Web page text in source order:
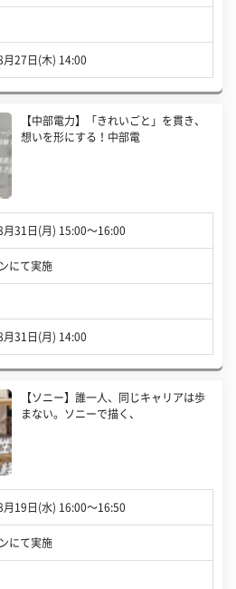
月27日(木) 14:00
【中部電力】「きれいごと」を貫き、
想いを形にする！中部電
月31日(月) 15:00〜16:00
にて実施
月31日(月) 14:00
【ソニー】誰一人、同じキャリアは歩
まない。ソニーで描く、
月19日(水) 16:00〜16:50
にて実施